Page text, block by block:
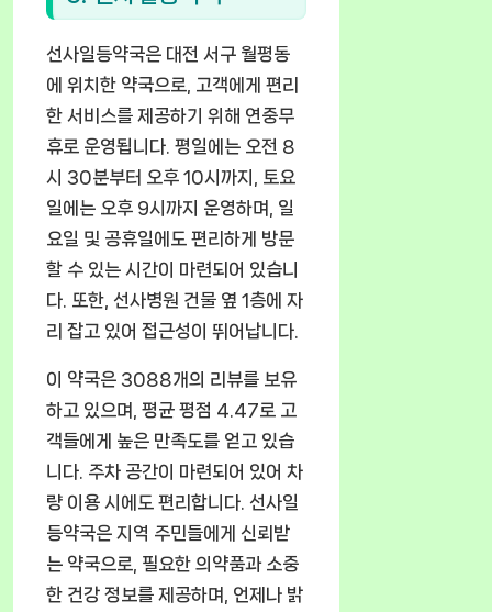
선사일등약국은 대전 서구 월평동
에 위치한 약국으로, 고객에게 편리
한 서비스를 제공하기 위해 연중무
휴로 운영됩니다. 평일에는 오전 8
시 30분부터 오후 10시까지, 토요
일에는 오후 9시까지 운영하며, 일
요일 및 공휴일에도 편리하게 방문
할 수 있는 시간이 마련되어 있습니
다. 또한, 선사병원 건물 옆 1층에 자
리 잡고 있어 접근성이 뛰어납니다.
이 약국은 3088개의 리뷰를 보유
하고 있으며, 평균 평점 4.47로 고
객들에게 높은 만족도를 얻고 있습
니다. 주차 공간이 마련되어 있어 차
량 이용 시에도 편리합니다. 선사일
등약국은 지역 주민들에게 신뢰받
는 약국으로, 필요한 의약품과 소중
한 건강 정보를 제공하며, 언제나 밝